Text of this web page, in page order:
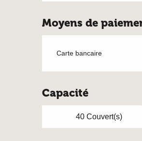
Moyens de
Carte bancaire
Capacité
40 Couvert(s)